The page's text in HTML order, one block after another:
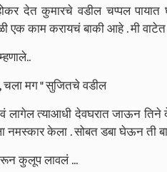
देत कुमारचे वडील चप्पल
एक काम करायचं बाकी आहे . मी
मग " सुजितचे वडील
लागेल त्याआधी देवघरात जाऊन तिने
नमस्कार केला . सोबत डबा घेऊन ती
कुलूप लावलं ...